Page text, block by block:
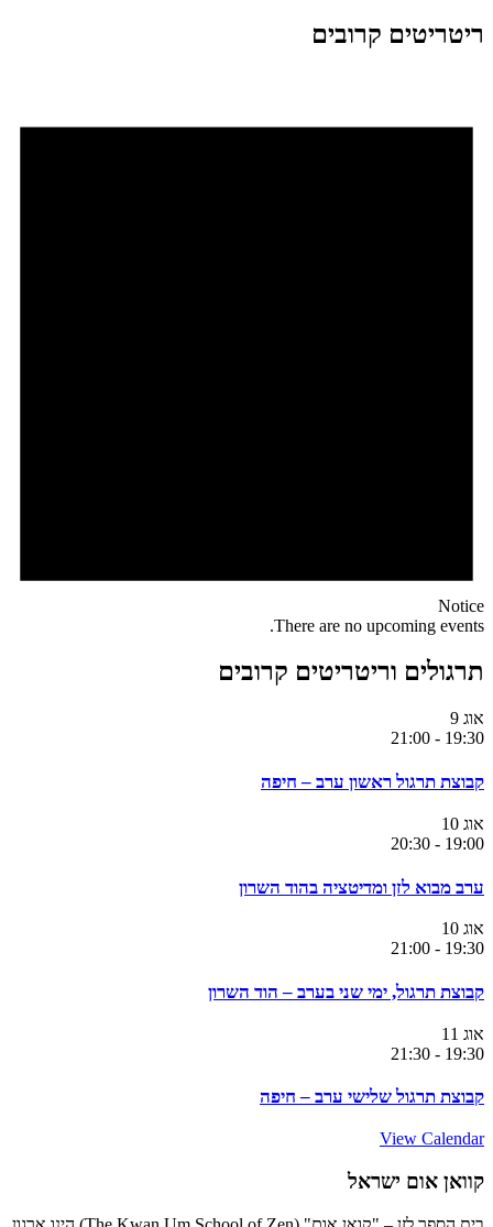
ריטריטים קרובים
Notice
There are no upcoming events.
תרגולים וריטריטים קרובים
אוג 9
19:30
-
21:00
קבוצת תרגול ראשון ערב – חיפה
אוג 10
19:00
-
20:30
ערב מבוא לזן ומדיטציה בהוד השרון
אוג 10
19:30
-
21:00
קבוצת תרגול, ימי שני בערב – הוד השרון
אוג 11
19:30
-
21:30
קבוצת תרגול שלישי ערב – חיפה
View Calendar
קוואן אום ישראל